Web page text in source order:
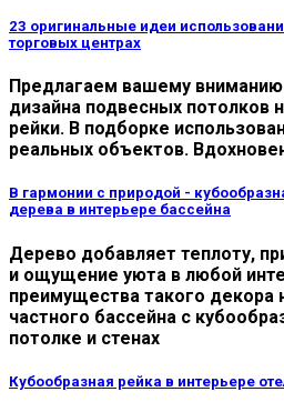
23 оригинальные идеи
торговых центрах
Предлагаем вашему
дизайна подвесных потолков
рейки. В подборке
реальных объектов.
В гармонии с природой -
дерева в интерьере бассейна
Дерево добавляет теплоту,
и ощущение уюта в любой
преимущества такого
частного бассейна с
потолке и стенах
Кубообразная рейка в интерьере